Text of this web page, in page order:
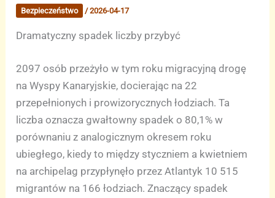
Bezpieczeństwo /2026-04-17
Dramatyczny spadek liczby przybyć
2097 osób przeżyło w tym roku migracyjną drogę
na Wyspy Kanaryjskie, docierając na 22
przepełnionych i prowizorycznych łodziach. Ta
liczba oznacza gwałtowny spadek o 80,1% w
porównaniu z analogicznym okresem roku
ubiegłego, kiedy to między styczniem a kwietniem
na archipelag przypłynęło przez Atlantyk 10 515
migrantów na 166 łodziach. Znaczący spadek